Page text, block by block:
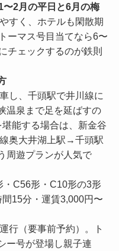
〜2月の平日と6月の梅
すく、ホテルも閑散期
ーマス号目当てなら6〜
チェックするのが鉄則
し、千頭駅で井川線に
温泉まで足を延ばすの
能する場合は、新金谷
奥大井湖上駅→千頭駅
周遊プランが人気で
・C56形・C10形の3形
15分・運賃3,000円〜
行（要事前予約）。ト
ー号が登場し親子連